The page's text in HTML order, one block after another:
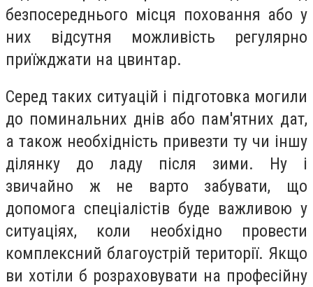
безпосереднього місця поховання або у
них відсутня можливість регулярно
приїжджати на цвинтар.
Серед таких ситуацій і підготовка могили
до поминальних днів або пам'ятних дат,
а також необхідність привезти ту чи іншу
ділянку до ладу після зими. Ну і
звичайно ж не варто забувати, що
допомога спеціалістів буде важливою у
ситуаціях, коли необхідно провести
комплексний благоустрій території. Якщо
ви хотіли б розраховувати на професійну